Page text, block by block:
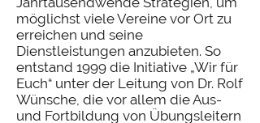
möglichst viele Vereine vor Ort zu
erreichen und seine
Dienstleistungen anzubieten. So
entstand 1999 die Initiative „Wir für
Euch“ unter der Leitung von Dr. Rolf
Wünsche, die vor allem die Aus-
und Fortbildung von Übungsleitern